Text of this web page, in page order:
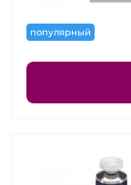
популярный